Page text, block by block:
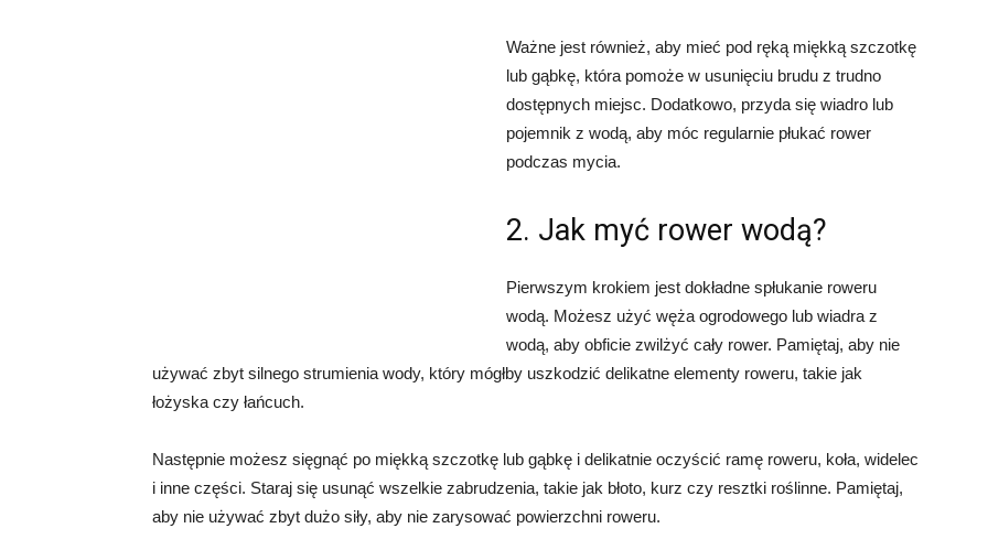
Ważne jest również, aby mieć pod ręką miękką szczotkę
lub gąbkę, która pomoże w usunięciu brudu z trudno
dostępnych miejsc. Dodatkowo, przyda się wiadro lub
pojemnik z wodą, aby móc regularnie płukać rower
podczas mycia.
2. Jak myć rower wodą?
Pierwszym krokiem jest dokładne spłukanie roweru
wodą. Możesz użyć węża ogrodowego lub wiadra z
wodą, aby obficie zwilżyć cały rower. Pamiętaj, aby nie
używać zbyt silnego strumienia wody, który mógłby uszkodzić delikatne elementy roweru, takie jak
łożyska czy łańcuch.
Następnie możesz sięgnąć po miękką szczotkę lub gąbkę i delikatnie oczyścić ramę roweru, koła, widelec
i inne części. Staraj się usunąć wszelkie zabrudzenia, takie jak błoto, kurz czy resztki roślinne. Pamiętaj,
aby nie używać zbyt dużo siły, aby nie zarysować powierzchni roweru.